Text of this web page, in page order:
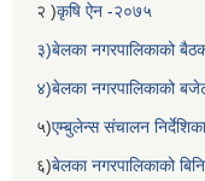
२ )कृषि ऐन -२०७५
३)बेलका नगरपालिकाको
४)बेलका नगरपालिकाको
५)एम्बुलेन्स संचालन
६)बेलका नगरपालिकाको